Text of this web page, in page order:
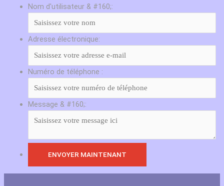
Nom d'utilisateur & #160;:
Adresse électronique:
Numéro de téléphone :
Message & #160;: